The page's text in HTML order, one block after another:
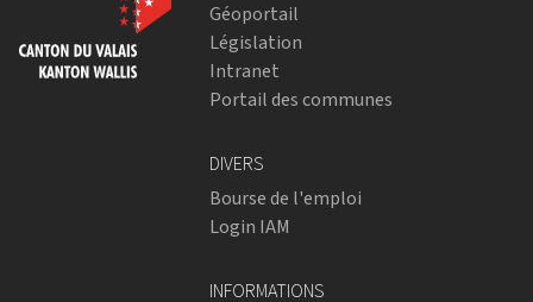
Géoportail
Législation
Intranet
Portail des communes
DIVERS
Bourse de l'emploi
Login IAM
INFORMATIONS